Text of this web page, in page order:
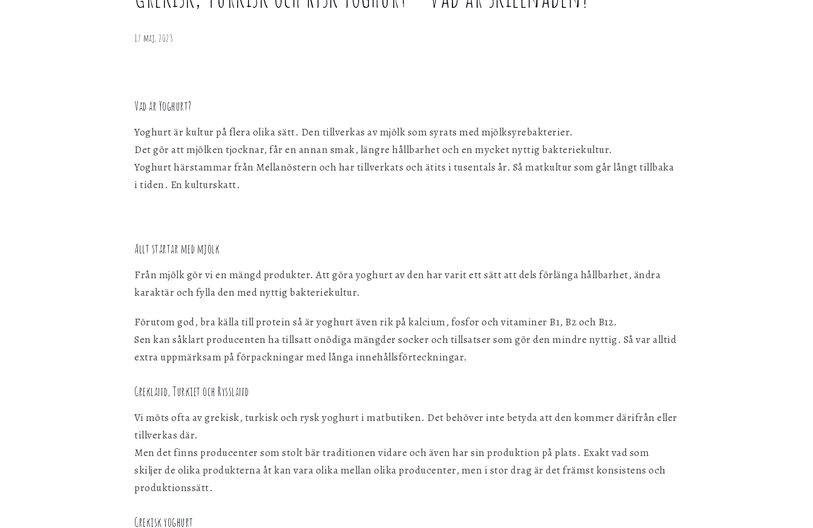
och Rysk
17 maj, 2023
Vad är Yoghurt?
Yoghurt är kultur på flera olika sätt. Den tillverkas av mjölk som syrats med mjölksyrebakterier.
Det gör att mjölken tjocknar, får en annan smak, längre hållbarhet och en mycket nyttig bakteriekultur.
Yoghurt härstammar från Mellanöstern och har tillverkats och ätits i tusentals år. Så matkultur som går långt tillbaka
i tiden. En kulturskatt.
Allt startar med mjölk
Från mjölk gör vi en mängd produkter. Att göra yoghurt av den har varit ett sätt att dels förlänga hållbarhet, ändra
karaktär och fylla den med nyttig bakteriekultur.
Förutom god, bra källa till protein så är yoghurt även rik på kalcium, fosfor och vitaminer B1, B2 och B12.
Sen kan såklart producenten ha tillsatt onödiga mängder socker och tillsatser som gör den mindre nyttig. Så var alltid
extra uppmärksam på förpackningar med långa innehållsförteckningar.
Grekland, Turkiet och Ryssland
Vi möts ofta av grekisk, turkisk och rysk yoghurt i matbutiken. Det behöver inte betyda att den kommer därifrån eller
tillverkas där.
Men det finns producenter som stolt bär traditionen vidare och även har sin produktion på plats. Exakt vad som
skiljer de olika produkterna åt kan vara olika mellan olika producenter, men i stor drag är det främst konsistens och
produktionssätt.
Grekisk yoghurt
personligen med hjälp av dessa uppgifter.